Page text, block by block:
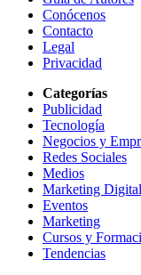
Conócenos
Contacto
Legal
Privacidad
Categorías
Publicidad
Tecnología
Negocios y
Redes Sociales
Medios
Marketing Digital
Eventos
Marketing
Cursos y
Tendencias